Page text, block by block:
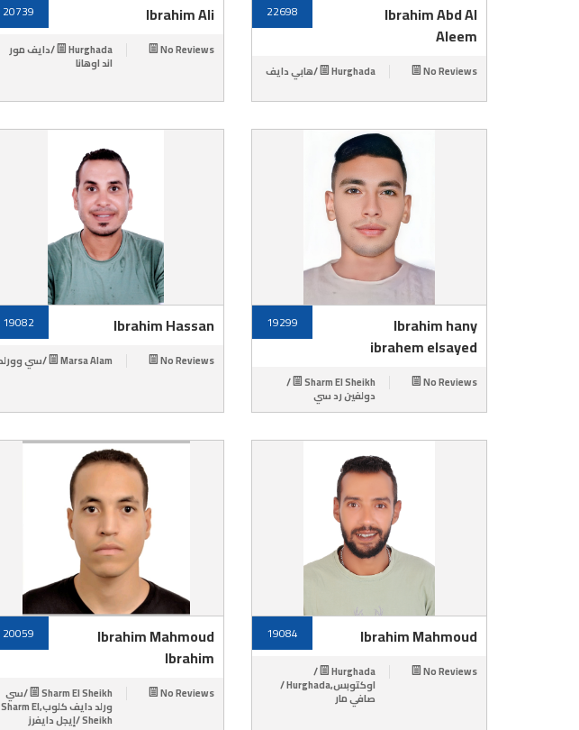
Ibrahim Abd Al
Aleem
22698
No Reviews Hurghada /هابي دايف
Ibrahim Ali
20739
No Reviews Hurghada /دايف مور
اند اوهانا
Ibrahim hany
ibrahem elsayed
19299
No Reviews
Sharm El Sheikh /
دولفين رد سي
Ibrahim Hassan
19082
No Reviews Marsa Alam /سي وورلد
Ibrahim Mahmoud
19084
No Reviews
Hurghada /
اوكتوبس,Hurghada /
صافي مار
Ibrahim Mahmoud
Ibrahim
20059
No Reviews Sharm El Sheikh /سي
ورلد دايف كلوب,Sharm El
Sheikh /إيجل دايفرز